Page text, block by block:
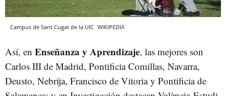
Campus de Sant Cugat de la UIC WIKIPEDIA
Así, en Enseñanza y Aprendizaje, las mejores son
Carlos III de Madrid, Pontificia Comillas, Navarra,
Deusto, Nebrija, Francisco de Vitoria y Pontificia de